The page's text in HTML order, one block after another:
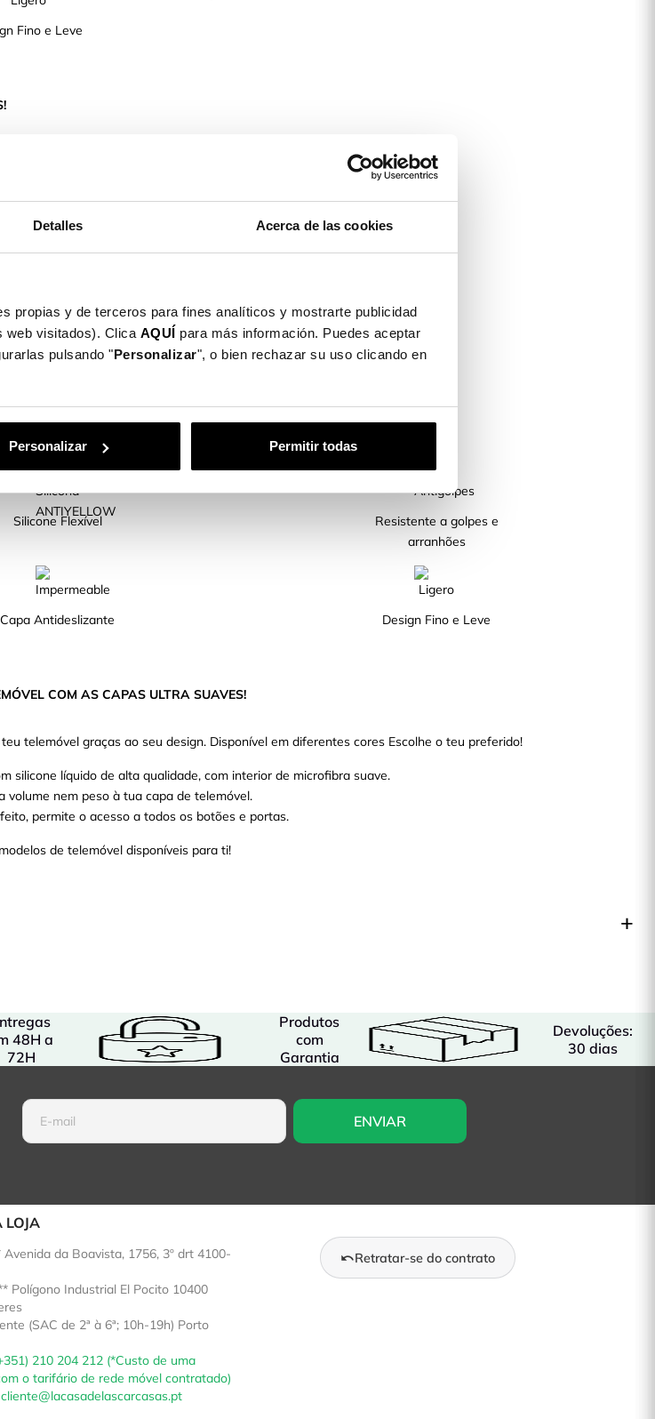
Detalles Acerca de las cookies
propias y de terceros para fines analíticos y mostrarte publicidad
web visitados). Clica AQUÍ para más información. Puedes aceptar
pulsando "Personalizar", o bien rechazar su uso clicando en
Personalizar Permitir todas
Fino e Leve
ao seu design.
de microfibra
portas.
Silicone Flexível
Resistente a golpes e
arranhões
Capa Antideslizante Design Fino e Leve
COM AS CAPAS ULTRA SUAVES!
telemóvel graças ao seu design. Disponível em diferentes cores Escolhe o teu preferido!
silicone líquido de alta qualidade, com interior de microfibra suave.
volume nem peso à tua capa de telemóvel.
permite o acesso a todos os botões e portas.
de telemóvel disponíveis para ti!
48H a
72H
Produtos
com
Garantia
Devoluções:
30 dias
LOJA
da Boavista, 1756, 3º drt 4100-
Polígono Industrial El Pocito 10400
(SAC de 2ª à 6ª; 10h-19h) Porto
210 204 212 (*Custo de uma
o tarifário de rede móvel contratado)
cliente@lacasadelascarcasas.pt
Retratar-se do contrato